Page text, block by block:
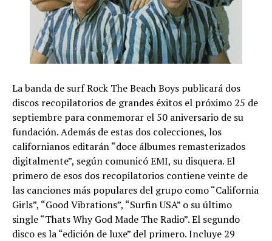
La banda de surf Rock The Beach Boys publicará dos
discos recopilatorios de grandes éxitos el próximo 25 de
septiembre para conmemorar el 50 aniversario de su
fundación. Además de estas dos colecciones, los
californianos editarán “doce álbumes remasterizados
digitalmente”, según comunicó EMI, su disquera. El
primero de esos dos recopilatorios contiene veinte de
las canciones más populares del grupo como “California
Girls”, “Good Vibrations”, “Surfin USA” o su último
single “Thats Why God Made The Radio”. El segundo
disco es la “edición de luxe” del primero. Incluye 29